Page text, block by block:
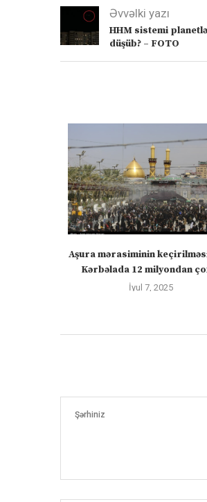
Əvvəlki yazı
HHM sistemi
düşüb? – FOTO
Aşura mərasiminin
Kərbəlada 12 milyondan
İyul 7, 2025